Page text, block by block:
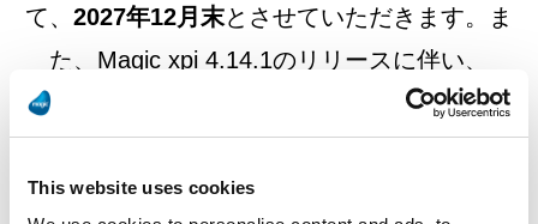
This website uses cookies
て、 2027年12月末とさせていただきます。ま
た、Magic xpi 4.14.1のリリースに伴い、
Magic xpi 4.14のサポートも
2027年12月末に
終了いたします。Magic xpi 4.9につきまして
は、既にご案内の通り、